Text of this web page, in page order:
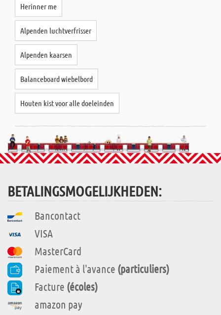
Herinner me
Alpenden luchtverfrisser
Alpenden kaarsen
Balanceboard wiebelbord
Houten kist voor alle doeleinden
BETALINGSMOGELIJKHEDEN:
Bancontact
VISA
MasterCard
Paiement à l'avance (particuliers)
Facture (écoles)
amazon pay